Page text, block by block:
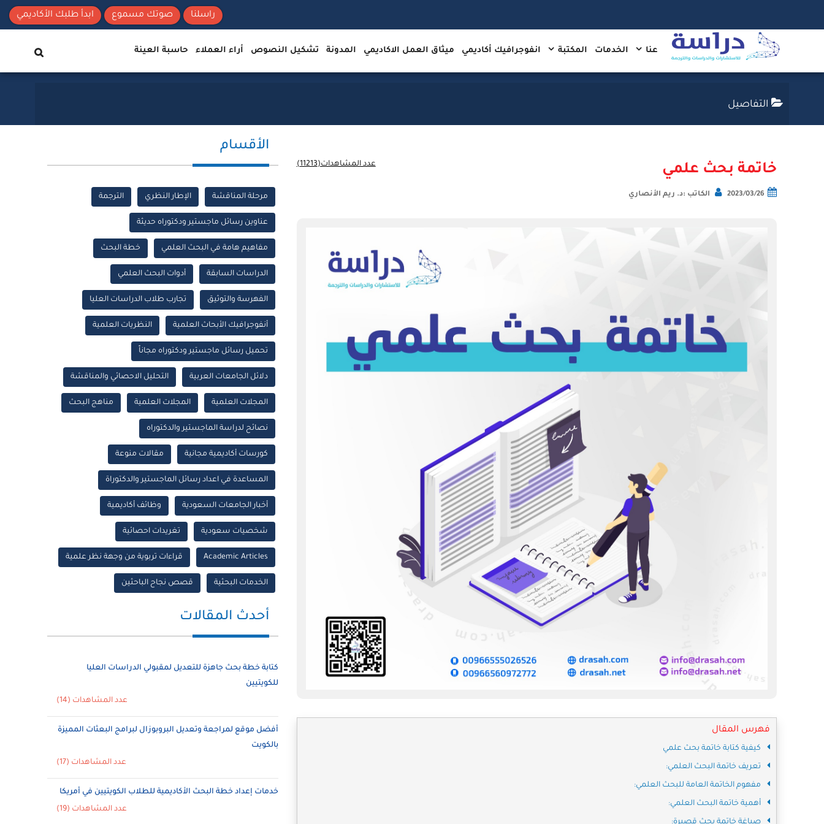
ابدأ طلبك الأكاديمي صوتك مسموع راسلنا
عنا الخدمات المكتبة انفوجرافيك أكاديمي ميثاق العمل الاكاديمي المدونة تشكيل النصوص أراء العملاء حاسبة العينة
التفاصيل
خاتمة بحث علمي
2023/03/26 الكاتب :د. ريم الأنصاري
عدد المشاهدات(11213)
فهرس المقال
كيفية كتابة خاتمة بحث علمي
تعريف خاتمة البحث العلمي:
مفهوم الخاتمة العامة للبحث العلمي:
أهمية خاتمة البحث العلمي:
صياغة خاتمة بحث قصيرة:
الأقسام
مرحلة المناقشة الإطار النظري الترجمة
عناوين رسائل ماجستير ودكتوراه حديثة
مفاهيم هامة في البحث العلمي خطة البحث
الدراسات السابقة أدوات البحث العلمي
الفهرسة والتوثيق تجارب طلاب الدراسات العليا
أنفوجرافيك الأبحاث العلمية النظريات العلمية
تحميل رسائل ماجستير ودكتوراه مجاناً
دلائل الجامعات العربية التحليل الاحصائي والمناقشة
المجلات العلمية المجلات العلمية مناهج البحث
نصائح لدراسة الماجستير والدكتوراه
كورسات أكاديمية مجانية مقالات منوعة
المساعدة في اعداد رسائل الماجستير والدكتوراة
أخبار الجامعات السعودية وظائف أكاديمية
شخصيات سعودية تغريدات احصائية
Academic Articles قراءات تربوية من وجهة نظر علمية
الخدمات البحثية قصص نجاح الباحثين
أحدث المقالات
كتابة خطة بحث جاهزة للتعديل لمقبولي الدراسات العليا
للكويتيين
عدد المشاهدات (14)
أفضل موقع لمراجعة وتعديل البروبوزال لبرامج البعثات المميزة
بالكويت
عدد المشاهدات (17)
خدمات إعداد خطة البحث الأكاديمية للطلاب الكويتيين في أمريكا
عدد المشاهدات (19)